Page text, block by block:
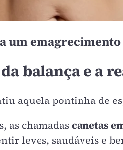
um
balança e a
aquela pontinha de
as chamadascanetas
leves, saudáveis e